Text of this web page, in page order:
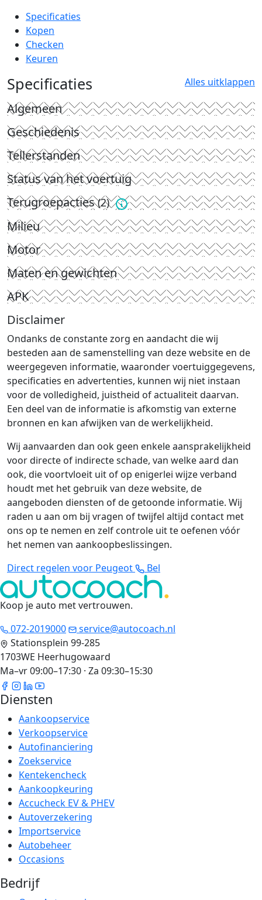
Specificaties
Kopen
Checken
Keuren
Specificaties Alles uitklappen
Algemeen
Geschiedenis
Tellerstanden
Status van het voertuig
Terugroepacties(2)
Milieu
Motor
Maten en gewichten
APK
Disclaimer
Ondanks de constante zorg en aandacht die wij
besteden aan de samenstelling van deze website en de
weergegeven informatie, waaronder voertuiggegevens,
specificaties en advertenties, kunnen wij niet instaan
voor de volledigheid, juistheid of actualiteit daarvan.
Een deel van de informatie is afkomstig van externe
bronnen en kan afwijken van de werkelijkheid.
Wij aanvaarden dan ook geen enkele aansprakelijkheid
voor directe of indirecte schade, van welke aard dan
ook, die voortvloeit uit of op enigerlei wijze verband
houdt met het gebruik van deze website, de
aangeboden diensten of de getoonde informatie. Wij
raden u aan om bij vragen of twijfel altijd contact met
ons op te nemen en zelf controle uit te oefenen vóór
het nemen van aankoopbeslissingen.
Direct regelen voor Peugeot
Bel
Koop je auto met vertrouwen.
072-2019000
service@autocoach.nl
Stationsplein 99-285
1703WE Heerhugowaard
Ma–vr 09:00–17:30 · Za 09:30–15:30
Diensten
Aankoopservice
Verkoopservice
Autofinanciering
Zoekservice
Kentekencheck
Aankoopkeuring
Accucheck EV & PHEV
Autoverzekering
Importservice
Autobeheer
Occasions
Bedrijf